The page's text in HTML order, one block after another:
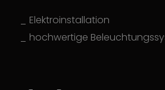
Elektroinstallation
hochwertige